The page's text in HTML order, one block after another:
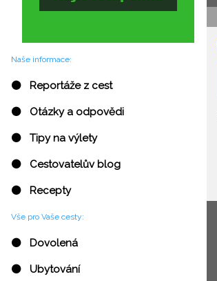
Naše informace:
⚫ Reportáže z cest
⚫ Otázky a odpovědi
⚫ Tipy na výlety
⚫ Cestovatelův blog
⚫ Recepty
Vše pro Vaše cesty:
⚫ Dovolená
⚫ Ubytování